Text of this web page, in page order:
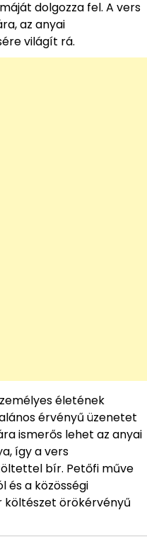
dolgozza fel. A vers
az anyai
világít rá.
életének
érvényű üzenetet
ismerős lehet az anyai
így a vers
bír. Petőfi műve
és a közösségi
örökérvényű